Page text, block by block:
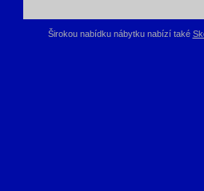
Širokou nabídku nábytku nabízí také